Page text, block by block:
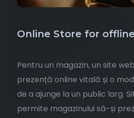
Online Store for
Pentru un magazin, un site
prezență online vitală și o
de a ajunge la un public larg.
permite magazinului să-și